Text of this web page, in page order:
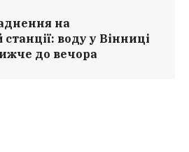
на
воду у Вінниці
до вечора